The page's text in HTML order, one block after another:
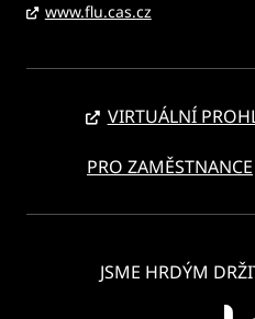
www.flu.cas.cz
VIRTUÁLNÍ
PRO ZAMĚSTNANCE
JSME HRDÝM